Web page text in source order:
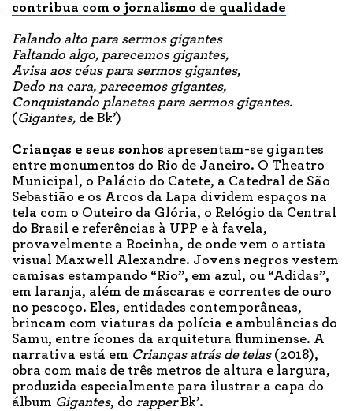
contribua com o jornalismo de qualidade
Falando alto para sermos gigantes
Faltando algo, parecemos gigantes,
Avisa aos céus para sermos gigantes,
Dedo na cara, parecemos gigantes,
Conquistando planetas para sermos gigantes.
(Gigantes, de Bk’)
Crianças e seus sonhos apresentam-se gigantes
entre monumentos do Rio de Janeiro. O Theatro
Municipal, o Palácio do Catete, a Catedral de São
Sebastião e os Arcos da Lapa dividem espaços na
tela com o Outeiro da Glória, o Relógio da Central
do Brasil e referências à UPP e à favela,
provavelmente a Rocinha, de onde vem o artista
visual Maxwell Alexandre. Jovens negros vestem
camisas estampando “Rio”, em azul, ou “Adidas”,
em laranja, além de máscaras e correntes de ouro
no pescoço. Eles, entidades contemporâneas,
brincam com viaturas da polícia e ambulâncias do
Samu, entre ícones da arquitetura fluminense. A
narrativa está em Crianças atrás de telas (2018),
obra com mais de três metros de altura e largura,
produzida especialmente para ilustrar a capa do
álbum Gigantes, do rapperBk’.